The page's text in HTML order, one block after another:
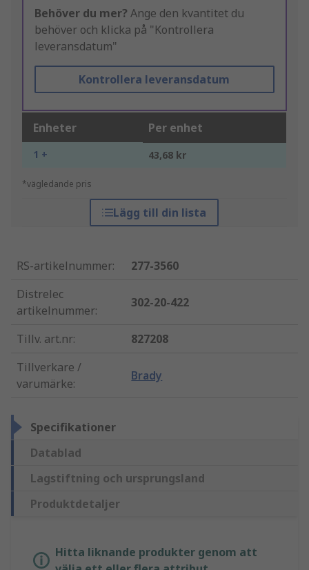
Behöver du mer? Ange den kvantitet du
behöver och klicka på "Kontrollera
leveransdatum"
Kontrollera leveransdatum
Enheter Per enhet
1 + 43,68 kr
*vägledande pris
Lägg till din lista
RS-artikelnummer:
277-3560
Distrelec
artikelnummer:
302-20-422
Tillv. art.nr:
827208
Tillverkare /
varumärke:
Brady
Specifikationer
Datablad
Lagstiftning och ursprungsland
Produktdetaljer
Hitta liknande produkter genom att